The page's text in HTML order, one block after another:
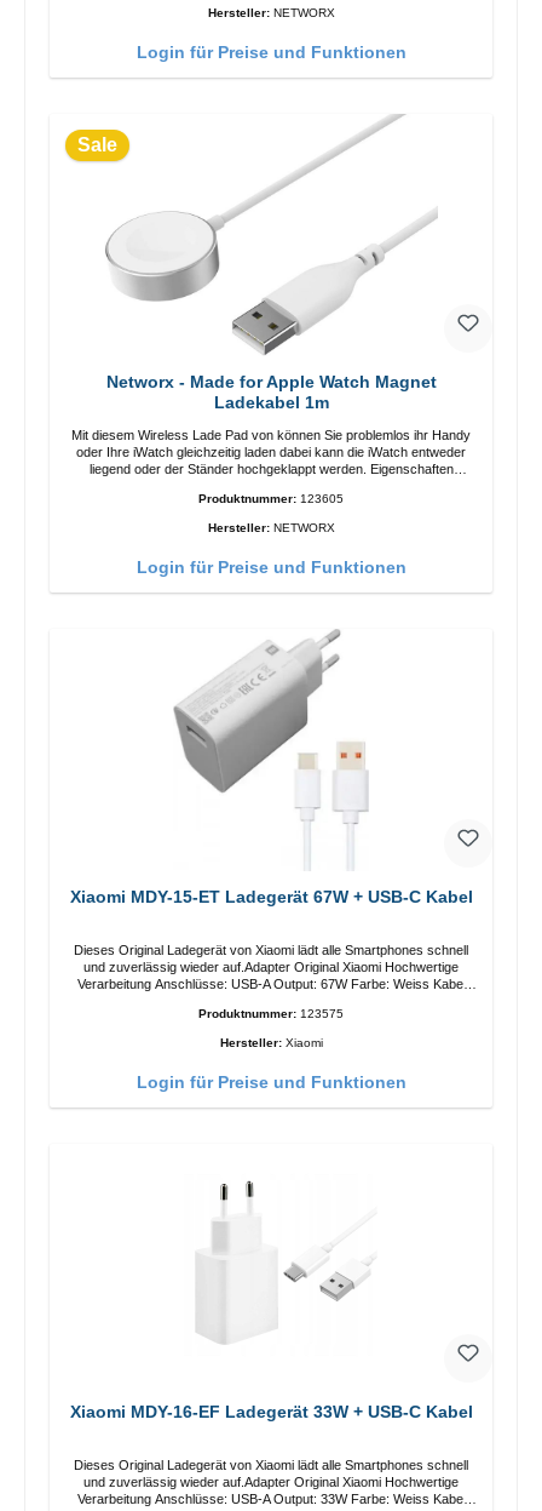
Hersteller: NETWORX
Login für Preise und Funktionen
Sale
Networx - Made for Apple Watch Magnet
Ladekabel 1m
Mit diesem Wireless Lade Pad von können Sie problemlos ihr Handy
oder Ihre iWatch gleichzeitig laden dabei kann die iWatch entweder
liegend oder der Ständer hochgeklappt werden. Eigenschaften
Produktnummer: 123605
Hersteller: NETWORX
Login für Preise und Funktionen
Xiaomi MDY-15-ET Ladegerät 67W + USB-C Kabel
Dieses Original Ladegerät von Xiaomi lädt alle Smartphones schnell
und zuverlässig wieder auf.Adapter Original Xiaomi Hochwertige
Verarbeitung Anschlüsse: USB-A Output: 67W Farbe: Weiss Kabel
Produktnummer: 123575
Hersteller: Xiaomi
Login für Preise und Funktionen
Xiaomi MDY-16-EF Ladegerät 33W + USB-C Kabel
Dieses Original Ladegerät von Xiaomi lädt alle Smartphones schnell
und zuverlässig wieder auf.Adapter Original Xiaomi Hochwertige
Verarbeitung Anschlüsse: USB-A Output: 33W Farbe: Weiss Kabel